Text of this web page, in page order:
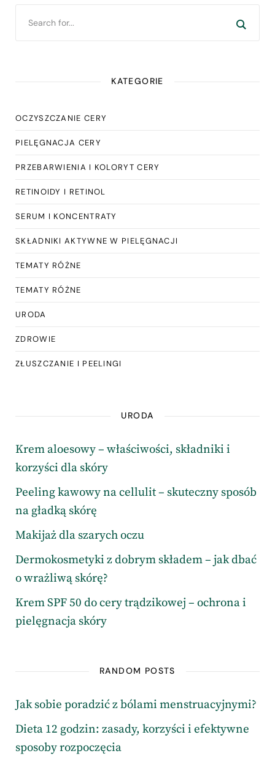
KATEGORIE
OCZYSZCZANIE CERY
PIELĘGNACJA CERY
PRZEBARWIENIA I KOLORYT CERY
RETINOIDY I RETINOL
SERUM I KONCENTRATY
SKŁADNIKI AKTYWNE W PIELĘGNACJI
TEMATY RÓŻNE
TEMATY RÓŻNE
URODA
ZDROWIE
ZŁUSZCZANIE I PEELINGI
URODA
Krem aloesowy – właściwości, składniki i
korzyści dla skóry
Peeling kawowy na cellulit – skuteczny sposób
na gładką skórę
Makijaż dla szarych oczu
Dermokosmetyki z dobrym składem – jak dbać
o wrażliwą skórę?
Krem SPF 50 do cery trądzikowej – ochrona i
pielęgnacja skóry
RANDOM POSTS
Jak sobie poradzić z bólami menstruacyjnymi?
Dieta 12 godzin: zasady, korzyści i efektywne
sposoby rozpoczęcia